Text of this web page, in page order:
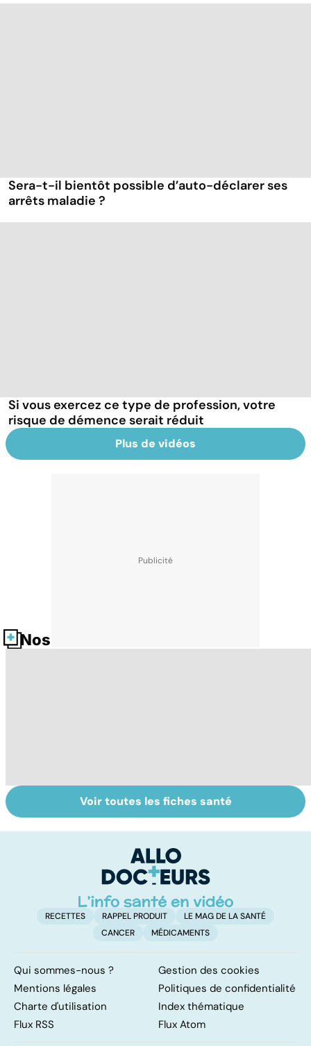
Sera-t-il bientôt possible d’auto-déclarer ses
arrêts maladie ?
Si vous exercez ce type de profession, votre
risque de démence serait réduit
Plus de vidéos
Nos fiches santé
Burn-out :
l'épuisement
Vivre après un
cancer
Voir toutes les fiches santé
RECETTES RAPPEL PRODUIT
LE MAG DE LA SANTÉ
CANCER
MÉDICAMENTS
Qui sommes-nous ?
Gestion des cookies
Mentions légales
Politiques de confidentialité
Charte d'utilisation
Index thématique
Flux RSS
Flux Atom